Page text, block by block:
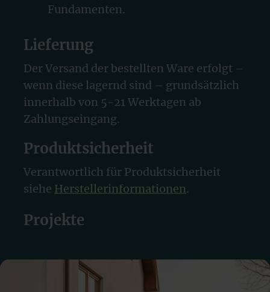
Fundamenten.
Lieferung
Der Versand der bestellten Ware erfolgt –
wenn diese lagernd sind – grundsätzlich
innerhalb von 5-21 Werktagen ab
Zahlungseingang.
Produktsicherheit
Verantwortlich für Produktsicherheit
siehe Herstellerinformationen.
Projekte